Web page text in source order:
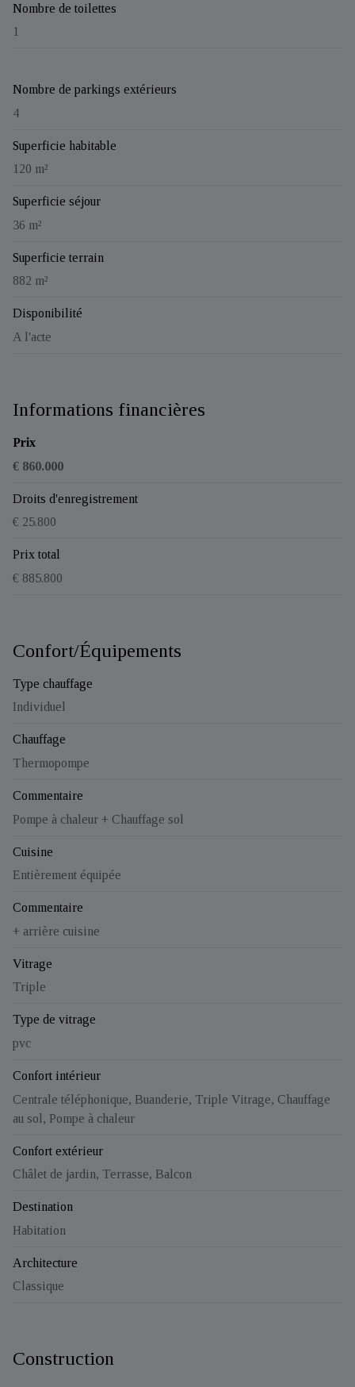
Nombre de toilettes
1
Nombre de parkings extérieurs
4
Superficie habitable
120 m²
Superficie séjour
36 m²
Superficie terrain
882 m²
Disponibilité
A l'acte
Informations financières
Prix
€ 860.000
Droits d'enregistrement
€ 25.800
Prix total
€ 885.800
Confort/Équipements
Type chauffage
Individuel
Chauffage
Thermopompe
Commentaire
Pompe à chaleur + Chauffage sol
Cuisine
Entièrement équipée
Commentaire
+ arrière cuisine
Vitrage
Triple
Type de vitrage
pvc
Confort intérieur
Centrale téléphonique, Buanderie, Triple Vitrage, Chauffage
au sol, Pompe à chaleur
Confort extérieur
Châlet de jardin, Terrasse, Balcon
Destination
Habitation
Architecture
Classique
Construction